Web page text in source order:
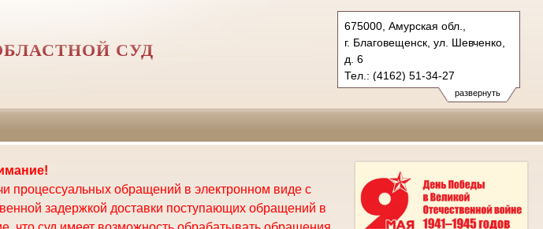
развернуть
675000, Амурская обл.,
г. Благовещенск, ул. Шевченко,
д. 6
Тел.: (4162) 51-34-27
oblsud.amr@sudrf.ru
СУД
процессуальных обращений в электронном виде с
задержкой доставки поступающих обращений в